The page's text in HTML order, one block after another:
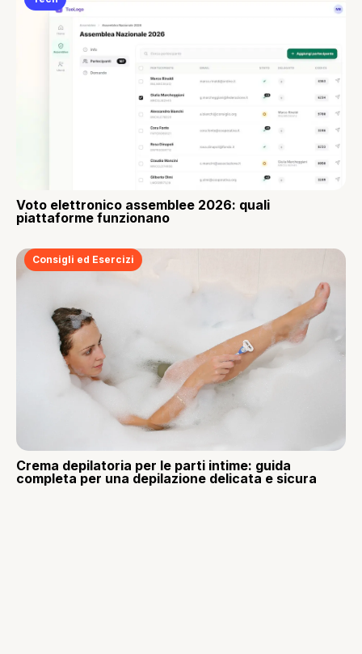
Voto elettronico assemblee 2026: quali
piattaforme funzionano
Consigli ed Esercizi
Crema depilatoria per le parti intime: guida
completa per una depilazione delicata e sicura